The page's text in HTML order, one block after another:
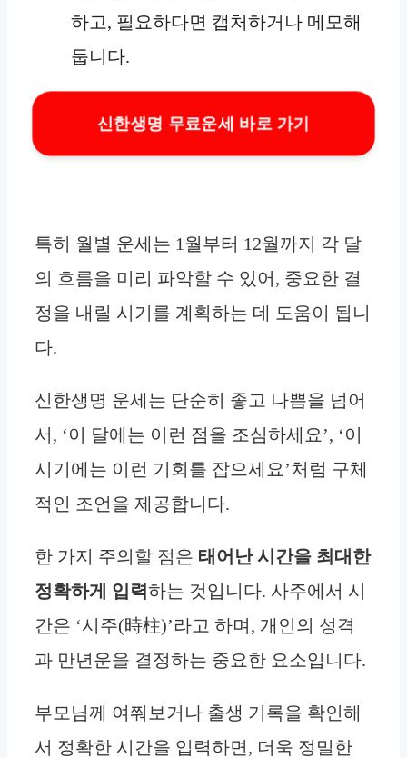
하고, 필요하다면 캡처하거나 메모해
둡니다.
신한생명 무료운세 바로 가기
특히 월별 운세는 1월부터 12월까지 각 달
의 흐름을 미리 파악할 수 있어, 중요한 결
정을 내릴 시기를 계획하는 데 도움이 됩니
다.
신한생명 운세는 단순히 좋고 나쁨을 넘어
서, ‘이 달에는 이런 점을 조심하세요’, ‘이
시기에는 이런 기회를 잡으세요’처럼 구체
적인 조언을 제공합니다.
한 가지 주의할 점은 태어난 시간을 최대한
정확하게 입력하는 것입니다. 사주에서 시
간은 ‘시주(時柱)’라고 하며, 개인의 성격
과 만년운을 결정하는 중요한 요소입니다.
부모님께 여쭤보거나 출생 기록을 확인해
서 정확한 시간을 입력하면, 더욱 정밀한